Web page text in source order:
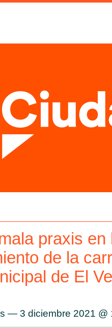
praxis en
de la
de El
— 3 diciembre 2021 @